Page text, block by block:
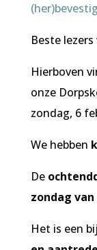
Beste
Hierboven
onze
zondag, 6
We hebben
De
zondag
Het is een